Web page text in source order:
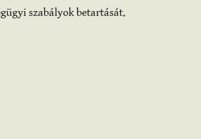
szabályok betartását.